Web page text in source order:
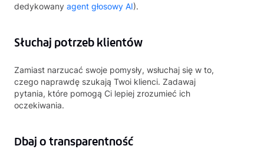
dedykowany agent głosowy AI).
Słuchaj potrzeb klientów
Zamiast narzucać swoje pomysły, wsłuchaj się w to,
czego naprawdę szukają Twoi klienci. Zadawaj
pytania, które pomogą Ci lepiej zrozumieć ich
oczekiwania.
Dbaj o transparentność